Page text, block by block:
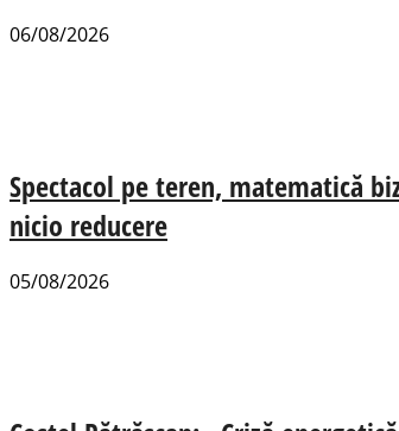
06/08/2026
Spectacol pe teren, matematică
nicio reducere
05/08/2026